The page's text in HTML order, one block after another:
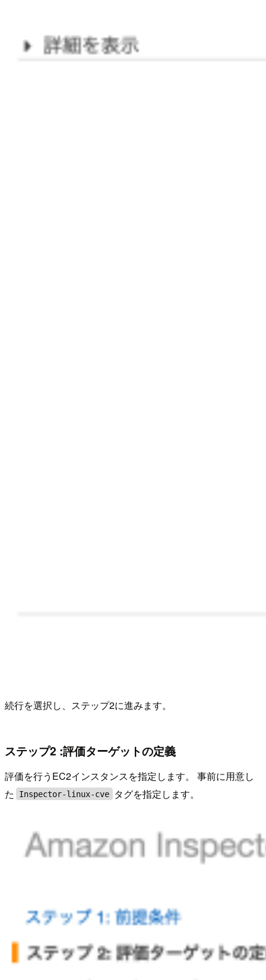
続行を選択し、ステップ2に進みます。
ステップ2 :評価ターゲットの定義
評価を行うEC2インスタンスを指定します。 事前に用意し
た
Inspector-linux-cve タグを指定します。